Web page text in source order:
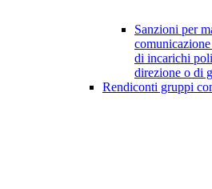
Sanzioni per
di incarichi
direzione o di
Rendiconti gruppi